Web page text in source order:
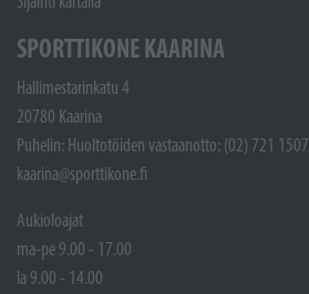
SPORTTIKONE KAARINA
Hallimestarinkatu 4
20780 Kaarina
Puhelin: Huoltotöiden vastaanotto: (02) 721 1507
kaarina@sporttikone.fi
Aukioloajat
ma-pe 9.00 - 17.00
la 9.00 - 14.00